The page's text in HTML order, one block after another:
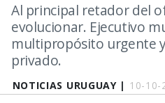
NOTICIAS URUGUAY | 10-10-
Al principal retador del
evolucionar. Ejecutivo
multipropósito urgente
privado.